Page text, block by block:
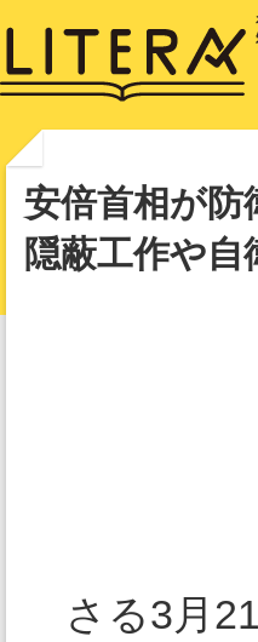
安倍首相が
隠蔽工作や自
さる3月